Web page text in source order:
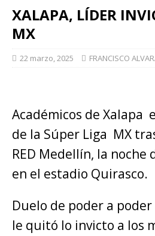
XALAPA, LÍDER
MX
22 marzo, 2025 FRANCISCO
Académicos de Xalapa
de la Súper Liga MX
RED Medellín, la noche
en el estadio Quirasco.
Duelo de poder a
le quitó lo invicto a los